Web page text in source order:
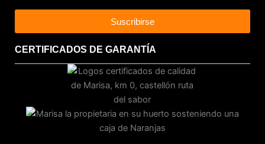
Suscribirse
CERTIFICADOS DE GARANTÍA